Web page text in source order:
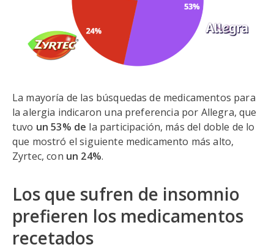
La mayoría de las búsquedas de medicamentos para
la alergia indicaron una preferencia por Allegra, que
tuvo un 53% de la participación, más del doble de lo
que mostró el siguiente medicamento más alto,
Zyrtec, con un 24%.
Los que sufren de insomnio
prefieren los medicamentos
recetados